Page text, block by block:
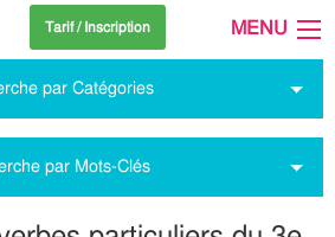
Tarif / Inscription MENU
par Catégories
par Mots-Clés